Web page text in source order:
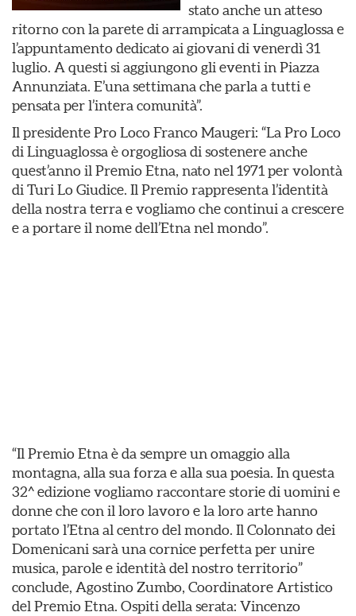
stato anche un atteso
ritorno con la parete di arrampicata a Linguaglossa e
l’appuntamento dedicato ai giovani di venerdì 31
luglio. A questi si aggiungono gli eventi in Piazza
Annunziata. E’una settimana che parla a tutti e
pensata per l’intera comunità”.
Il presidente Pro Loco Franco Maugeri: “La Pro Loco
di Linguaglossa è orgogliosa di sostenere anche
quest’anno il Premio Etna, nato nel 1971 per volontà
di Turi Lo Giudice. Il Premio rappresenta l’identità
della nostra terra e vogliamo che continui a crescere
e a portare il nome dell’Etna nel mondo”.
“Il Premio Etna è da sempre un omaggio alla
montagna, alla sua forza e alla sua poesia. In questa
32^ edizione vogliamo raccontare storie di uomini e
donne che con il loro lavoro e la loro arte hanno
portato l’Etna al centro del mondo. Il Colonnato dei
Domenicani sarà una cornice perfetta per unire
musica, parole e identità del nostro territorio”
conclude, Agostino Zumbo, Coordinatore Artistico
del Premio Etna. Ospiti della serata: Vincenzo